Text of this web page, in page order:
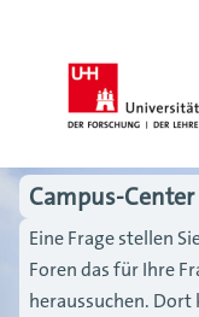
Campus-
Eine Frage stellen
Foren das für Ihre
heraussuchen. Dort